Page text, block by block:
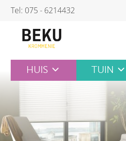
Skip
content
Tel: 075 - 6214432
HUIS TUIN